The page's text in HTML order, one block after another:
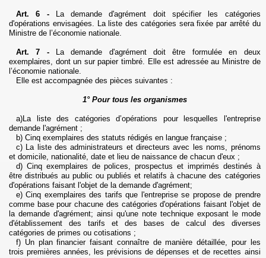
Art. 6 -La demande d'agrément doit spécifier les catégories
d'opérations envisagées. La liste des catégories sera fixée par arrêté du
Ministre de l’économie nationale.
Art. 7 -La demande d'agrément doit être formulée en deux
exemplaires, dont un sur papier timbré. Elle est adressée au Ministre de
l’économie nationale.
Elle est accompagnée des pièces suivantes :
1° Pour tous les organismes
a)La liste des catégories d’opérations pour lesquelles l'entreprise
demande l'agrément ;
b) Cinq exemplaires des statuts rédigés en langue française ;
c) La liste des administrateurs et directeurs avec les noms, prénoms
et domicile, nationalité, date et lieu de naissance de chacun d'eux ;
d) Cinq exemplaires de polices, prospectus et imprimés destinés à
être distribués au public ou publiés et relatifs à chacune des catégories
d'opérations faisant l'objet de la demande d'agrément;
e) Cinq exemplaires des tarifs que l'entreprise se propose de prendre
comme base pour chacune des catégories d'opérations faisant l'objet de
la demande d'agrément; ainsi qu'une note technique exposant le mode
d'établissement des tarifs et des bases de calcul des diverses
catégories de primes ou cotisations ;
f) Un plan financier faisant connaître de manière détaillée, pour les
trois premières années, les prévisions de dépenses et de recettes ainsi